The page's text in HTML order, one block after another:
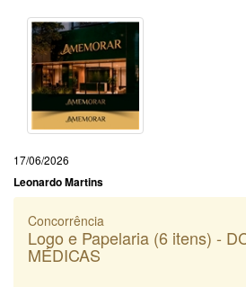
17/06/2026
Leonardo Martins
Concorrência
Logo e Papelaria (6 itens) -
MÉDICAS